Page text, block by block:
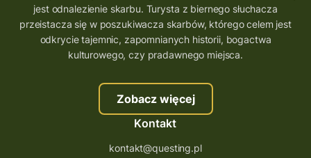
jest odnalezienie skarbu. Turysta z biernego słuchacza
przeistacza się w poszukiwacza skarbów, którego celem jest
odkrycie tajemnic, zapomnianych historii, bogactwa
kulturowego, czy pradawnego miejsca.
Zobacz więcej
Kontakt
kontakt@questing.pl